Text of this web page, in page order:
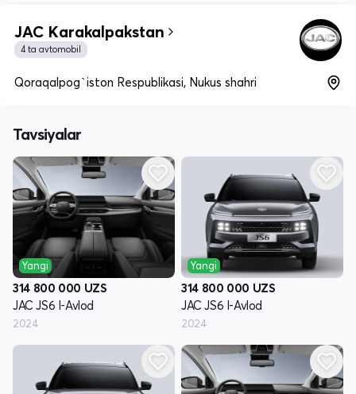
JAC Karakalpakstan
4 ta avtomobil
Qoraqalpog`iston Respublikasi, Nukus shahri
Tavsiyalar
Yangi
314 800 000 UZS
JAC JS6 I-Avlod
2024
Yangi
314 800 000 UZS
JAC JS6 I-Avlod
2024